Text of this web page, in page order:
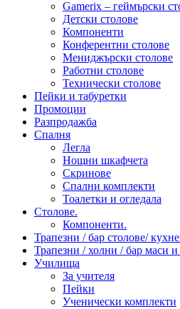
Gamerix – геймърски
Детски столове
Компоненти
Конферентни столове
Мениджърски столове
Работни столове
Технически столове
Пейки и табуретки
Промоции
Разпродажба
Спалня
Легла
Нощни шкафчета
Скринове
Спални комплекти
Тоалетки и огледала
Столове.
Компоненти.
Трапезни / бар столове/
Трапезни / холни / бар маси
Училища
За учителя
Пейки
Ученически комплекти